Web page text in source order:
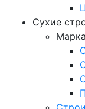
Сухие
Марка